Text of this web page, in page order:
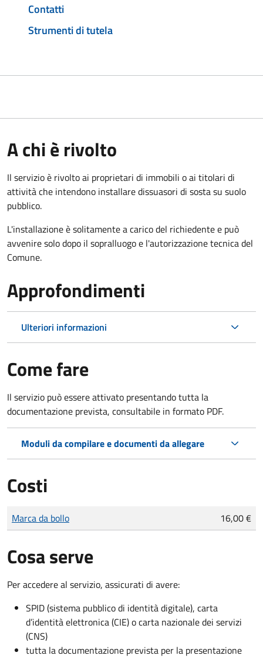
Contatti
Strumenti di tutela
A chi è rivolto
Il servizio è rivolto ai proprietari di immobili o ai titolari di
attività che intendono installare dissuasori di sosta su suolo
pubblico.
L'installazione è solitamente a carico del richiedente e può
avvenire solo dopo il sopralluogo e l'autorizzazione tecnica del
Comune.
Approfondimenti
Ulteriori informazioni
Come fare
Il servizio può essere attivato presentando tutta la
documentazione prevista, consultabile in formato PDF.
Moduli da compilare e documenti da allegare
Costi
Tipo di pagamento
Importo
Marca da bollo 16,00 €
Cosa serve
Per accedere al servizio, assicurati di avere:
SPID (sistema pubblico di identità digitale), carta
d’identità elettronica (CIE) o carta nazionale dei servizi
(CNS)
tutta la documentazione prevista per la presentazione